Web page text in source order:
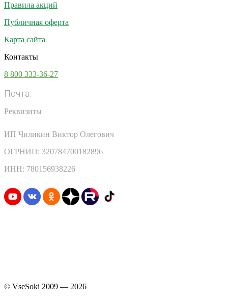
Правила акций
Публичная оферта
Карта сайта
Контакты
8 800 333-36-27
Почта:
Реквизиты
ИП Чиликин Виктор Олегович
ОГРНИП: 320784700182896
ИНН: 780156938226
© VseSoki 2009 — 2026